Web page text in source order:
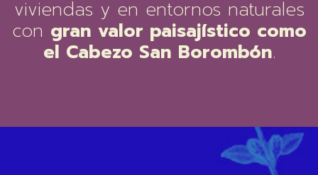
viviendas y en entornos naturales
con gran valor paisajístico como
el Cabezo San Borombón.